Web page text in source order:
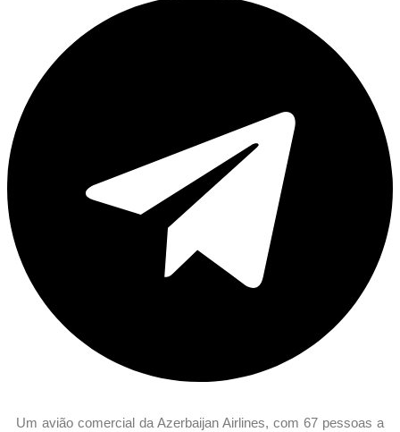
Um avião comercial da Azerbaijan Airlines, com 67 pessoas a